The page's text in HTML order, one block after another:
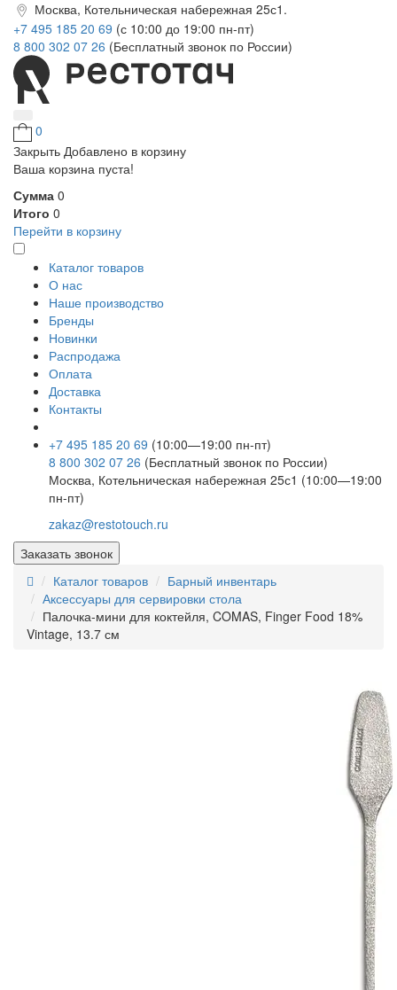
Москва, Котельническая набережная 25с1.
+7 495 185 20 69 (с 10:00 до 19:00 пн-пт)
8 800 302 07 26 (Бесплатный звонок по России)
0
Закрыть Добавлено в корзину
Ваша корзина пуста!
Сумма 0
Итого 0
Перейти в корзину
Каталог товаров
О нас
Наше производство
Бренды
Новинки
Распродажа
Оплата
Доставка
Контакты
+7 495 185 20 69 (10:00—19:00 пн-пт)
8 800 302 07 26 (Бесплатный звонок по России)
Москва, Котельническая набережная 25с1 (10:00—19:00
пн-пт)
zakaz@restotouch.ru
Заказать звонок
Каталог товаров
Барный инвентарь
Аксессуары для сервировки стола
Палочка-мини для коктейля, COMAS, Finger Food 18%
Vintage, 13.7 см